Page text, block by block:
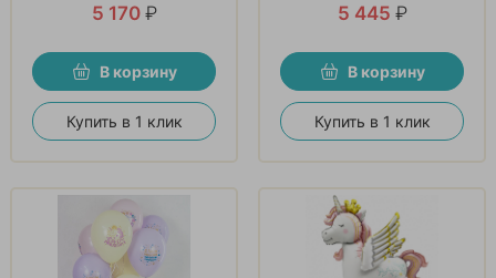
5 170 ₽
В корзину
Купить в 1 клик
5 445 ₽
В корзину
Купить в 1 клик